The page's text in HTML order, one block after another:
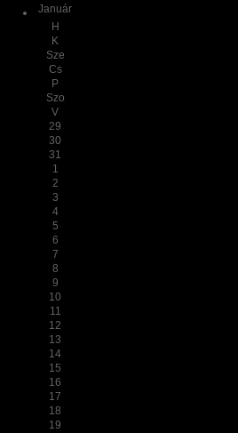
Január
H
K
Sze
Cs
P
Szo
V
29
30
31
1
2
3
4
5
6
7
8
9
10
11
12
13
14
15
16
17
18
19